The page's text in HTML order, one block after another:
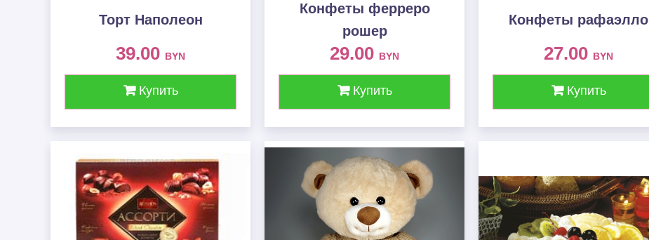
Торт Наполеон
39.00 BYN
Купить
Конфеты ферреро
рошер
29.00 BYN
Купить
Конфеты рафаэлло
27.00 BYN
Купить